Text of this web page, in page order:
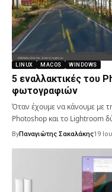
LINUX MACOS WINDOWS
5 εναλλακτικές του
φωτογραφιών
Όταν έχουμε να κάνουμε με
Photoshop και το Lightroom
ByΠαναγιώτης Σακαλάκης19